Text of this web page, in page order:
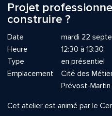
Projet
construire ?
Date
mardi 22
Heure
12:30 à 13:30
Type
en présentiel
Emplacement
Cité des
Prévost-
Cet atelier est animé par le